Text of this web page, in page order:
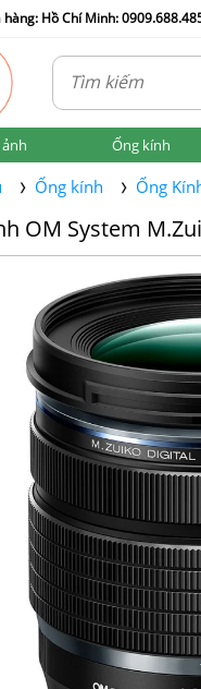
hàng: Hồ Chí Minh:
Ống kính
Ống kính Ống
OM System